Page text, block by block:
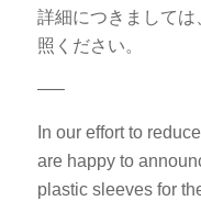
詳細につきましては
照ください。
—–
In our effort to
are happy to
plastic sleeves for